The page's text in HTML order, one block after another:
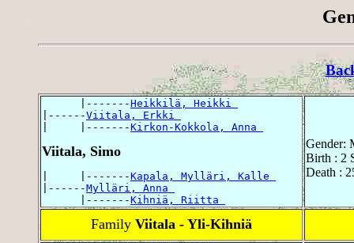
      |-------
Heikkilä, Heikki
|------Viitala, Erkki
|     |-------Kirkon-Kokkola, Anna
Viitala, Simo
|     |-------Kapala, Mylläri, Kalle
|------Mylläri, Anna
      |-------
Kihniä, Riitta
Gender:
Birth : 2
Death :
Family Viitala - Yli-Kihniä